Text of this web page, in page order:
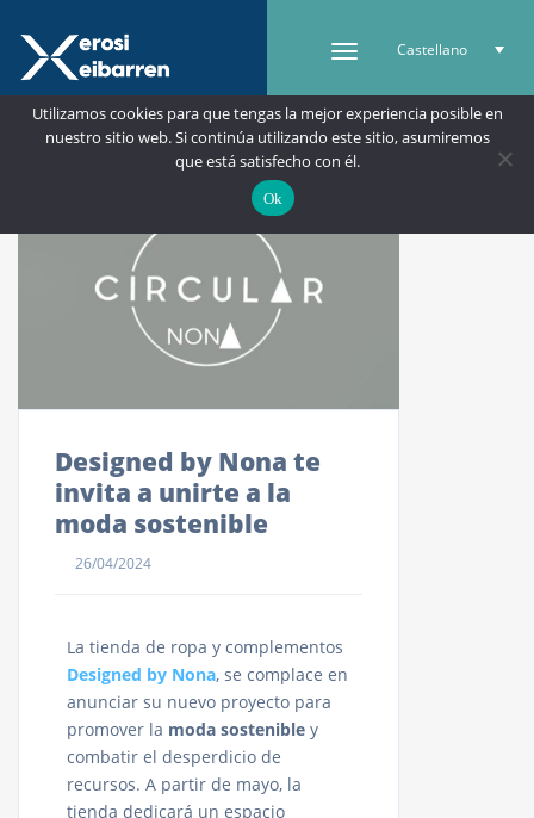
Castellano
Designed by Nona te
invita a unirte a la
moda sostenible
26/04/2024
La tienda de ropa y complementos
Designed by Nona, se complace en
anunciar su nuevo proyecto para
promover la moda sostenible y
combatir el desperdicio de
recursos. A partir de mayo, la
tienda dedicará un espacio
Utilizamos cookies para que tengas la mejor experiencia posible en
nuestro sitio web. Si continúa utilizando este sitio, asumiremos
que está satisfecho con él.
Ok